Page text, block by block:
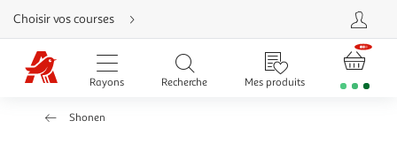
Aller
directement
au
contenu
Aller
directement
Aller
Choisir vos courses
Rayons Recherche Mes produits
Shonen